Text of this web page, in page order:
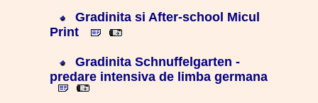
Gradinita si After-school Micul
Print
Gradinita Schnuffelgarten -
predare intensiva de limba germana